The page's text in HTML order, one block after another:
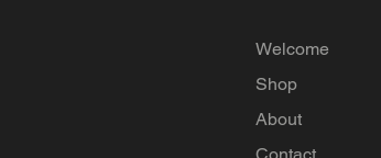
Welcome
Shop
About